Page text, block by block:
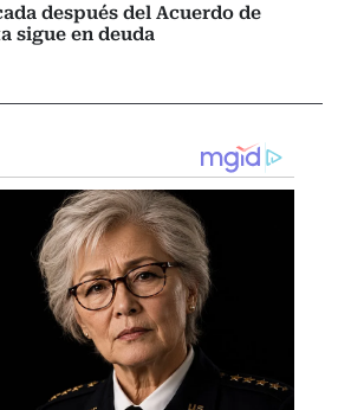
después del Acuerdo de
sigue en deuda